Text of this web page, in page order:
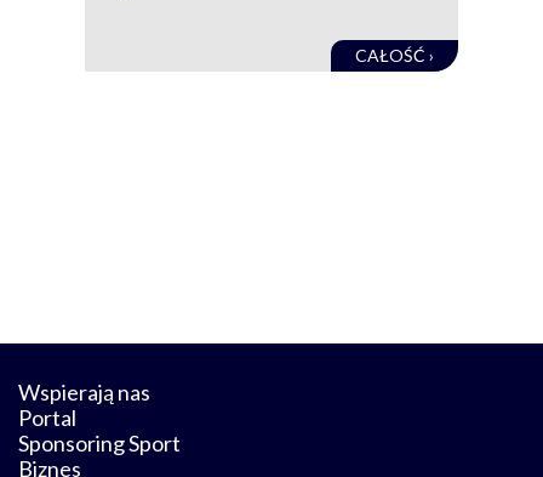
CAŁOŚĆ ›
Wspierają nas
Portal
Sponsoring Sport
Biznes